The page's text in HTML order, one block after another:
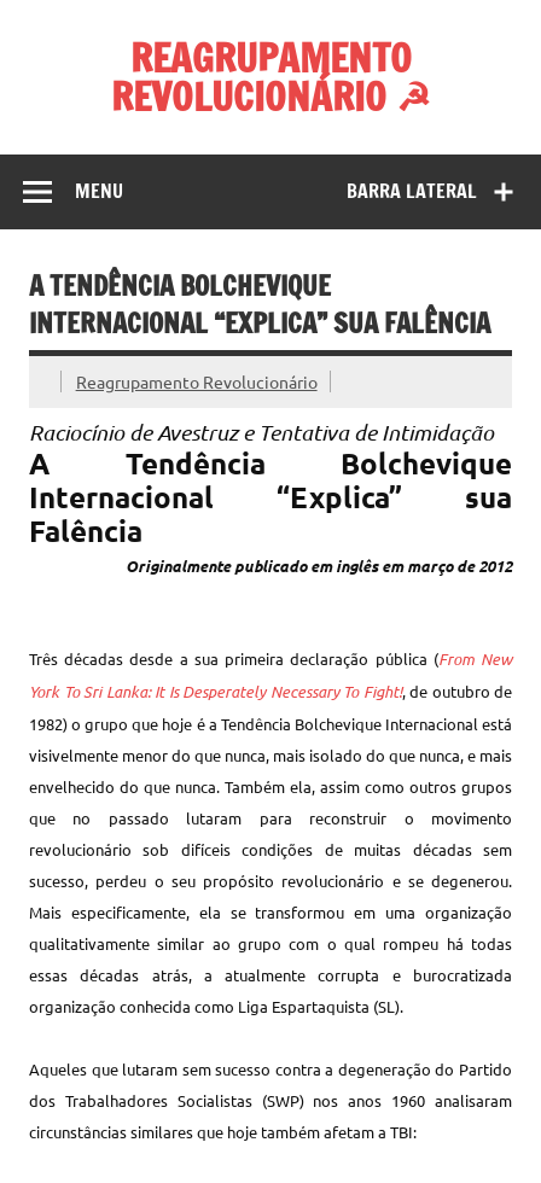
REAGRUPAMENTO
REVOLUCIONÁRIO ☭
BARRA LATERAL
MENU
A TENDÊNCIA BOLCHEVIQUE
INTERNACIONAL “EXPLICA” SUA FALÊNCIA
Reagrupamento Revolucionário
Raciocínio de Avestruz e Tentativa de Intimidação
A Tendência Bolchevique
Internacional “Explica” sua
Falência
Originalmente publicado em inglês em março de 2012
Três décadas desde a sua primeira declaração pública (From New
York To Sri Lanka: It Is Desperately Necessary To Fight!, de outubro de
1982) o grupo que hoje é a Tendência Bolchevique Internacional está
visivelmente menor do que nunca, mais isolado do que nunca, e mais
envelhecido do que nunca. Também ela, assim como outros grupos
que no passado lutaram para reconstruir o movimento
revolucionário sob difíceis condições de muitas décadas sem
sucesso, perdeu o seu propósito revolucionário e se degenerou.
Mais especificamente, ela se transformou em uma organização
qualitativamente similar ao grupo com o qual rompeu há todas
essas décadas atrás, a atualmente corrupta e burocratizada
organização conhecida como Liga Espartaquista (SL).
Aqueles que lutaram sem sucesso contra a degeneração do Partido
dos Trabalhadores Socialistas (SWP) nos anos 1960 analisaram
circunstâncias similares que hoje também afetam a TBI: